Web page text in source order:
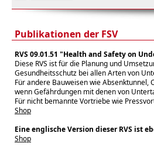
Publikationen der FSV
RVS 09.01.51 "Health and Safety on
Diese RVS ist für die Planung und
Gesundheitsschutz bei allen Arten von
Für andere Bauweisen wie Absenktunnel,
wenn Gefährdungen mit denen von
Für nicht bemannte Vortriebe wie
Shop
Eine englische Version dieser RVS ist
Shop